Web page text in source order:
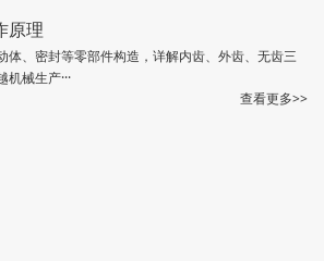
原理
体、密封等零部件构造，详解内齿、外齿、无齿三
械生产···
查看更多>>